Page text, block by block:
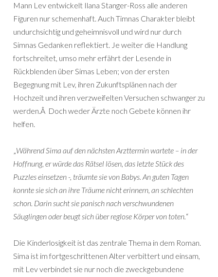
Mann Lev entwickelt Ilana Stanger-Ross alle anderen
Figuren nur schemenhaft. Auch Timnas Charakter bleibt
undurchsichtig und geheimnisvoll und wird nur durch
Simnas Gedanken reflektiert. Je weiter die Handlung
fortschreitet, umso mehr erfährt der Lesende in
Rückblenden über Simas Leben; von der ersten
Begegnung mit Lev, ihren Zukunftsplänen nach der
Hochzeit und ihren verzweifelten Versuchen schwanger zu
werden.Â Doch weder Ärzte noch Gebete können ihr
helfen.
„Während Sima auf den nächsten Arzttermin wartete – in der
Hoffnung, er würde das Rätsel lösen, das letzte Stück des
Puzzles einsetzen -, träumte sie von Babys. An guten Tagen
konnte sie sich an ihre Träume nicht erinnern, an schlechten
schon. Darin sucht sie panisch nach verschwundenen
Säuglingen oder beugt sich über reglose Körper von toten.“
Die Kinderlosigkeit ist das zentrale Thema in dem Roman.
Sima ist im fortgeschrittenen Alter verbittert und einsam,
mit Lev verbindet sie nur noch die zweckgebundene